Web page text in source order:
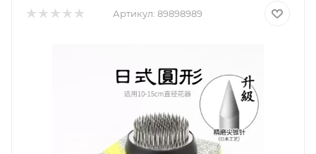
Артикул: 89898989